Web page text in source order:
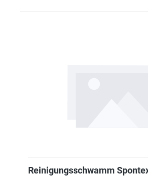
Reinigungsschwamm